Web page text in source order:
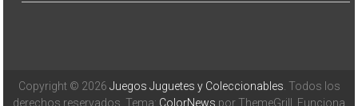
Copyright © 2026 Juegos Juguetes y Coleccionables . Todos los
derechos reservados. Tema: ColorNews por ThemeGrill. Funciona